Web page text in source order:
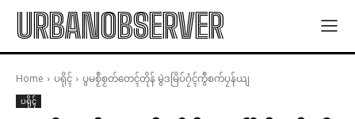
URBANOBSERVER
Home ပရိုၚ် ပွမစၟဳစၟတ်တေၚ်တိုန် မွဲဒမြိပ်ဂၠံၚ်ကွဳစက်ပၠန်ယျ
ပရိုၚ်